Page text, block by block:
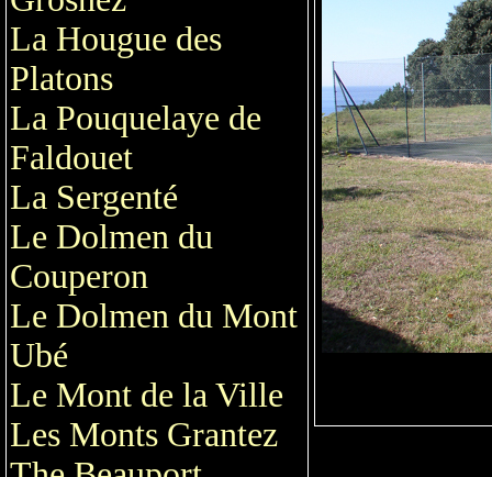
La Hougue des
Platons
La Pouquelaye de
Faldouet
La Sergenté
Le Dolmen du
Couperon
Le Dolmen du Mont
Ubé
Le Mont de la Ville
Les Monts Grantez